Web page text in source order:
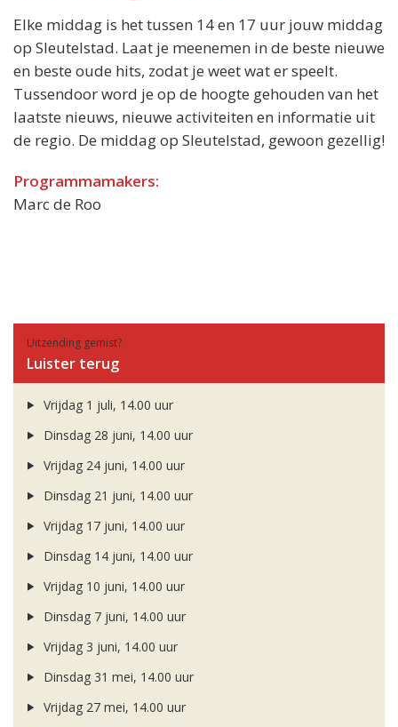
Elke middag is het tussen 14 en 17 uur jouw middag
op Sleutelstad. Laat je meenemen in de beste nieuwe
en beste oude hits, zodat je weet wat er speelt.
Tussendoor word je op de hoogte gehouden van het
laatste nieuws, nieuwe activiteiten en informatie uit
de regio. De middag op Sleutelstad, gewoon gezellig!
Programmamakers:
Marc de Roo
Uitzending gemist?
Luister terug
Vrijdag 1 juli, 14.00 uur
Dinsdag 28 juni, 14.00 uur
Vrijdag 24 juni, 14.00 uur
Dinsdag 21 juni, 14.00 uur
Vrijdag 17 juni, 14.00 uur
Dinsdag 14 juni, 14.00 uur
Vrijdag 10 juni, 14.00 uur
Dinsdag 7 juni, 14.00 uur
Vrijdag 3 juni, 14.00 uur
Dinsdag 31 mei, 14.00 uur
Vrijdag 27 mei, 14.00 uur